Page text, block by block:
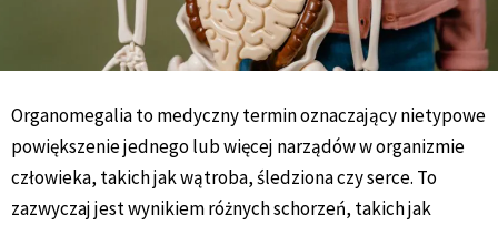
Organomegalia to medyczny termin oznaczający nietypowe
powiększenie jednego lub więcej narządów w organizmie
człowieka, takich jak wątroba, śledziona czy serce. To
zazwyczaj jest wynikiem różnych schorzeń, takich jak